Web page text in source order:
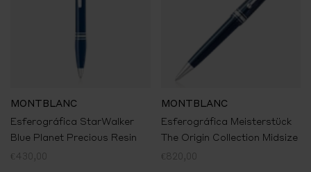
MONTBLANC
Esferográfica StarWalker
Blue Planet Precious Resin
€430,00
MONTBLANC
Esferográfica Meisterstück
The Origin Collection Midsize
€820,00